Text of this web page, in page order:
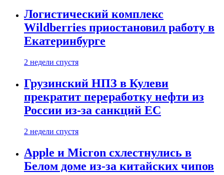
Логистический комплекс
Wildberries приостановил работу в
Екатеринбурге
2 недели спустя
Грузинский НПЗ в Кулеви
прекратит переработку нефти из
России из-за санкций ЕС
2 недели спустя
Apple и Micron схлестнулись в
Белом доме из-за китайских чипов